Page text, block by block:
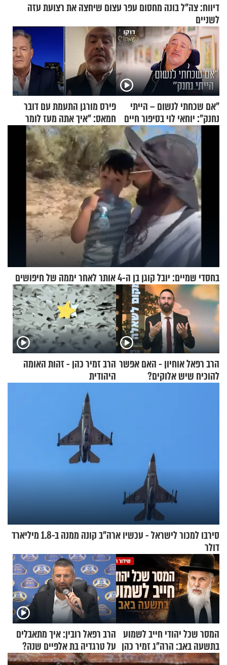
דיווח: צה"ל בונה מחסום עפר עצום שיחצה את רצועת עזה
לשניים
"אם שכחתי לנשום – הייתי
נחנק": יוחאי לוי בסיפור חיים
מעורר השראה
פירס מורגן התעמת עם דובר
חמאס: "איך אתה מעז לומר
שלא ביצעתם פשעי מלחמה?!"
בחסדי שמיים: יובל קוגן בן ה-4 אותר לאחר יממה של חיפושים
הרב רפאל אוחיון - האם אפשר
להוכיח שיש אלוקים?
הרב זמיר כהן - זהות האומה
היהודית
סירבו למכור לישראל - עכשיו ארה"ב קונה ממנה ב-1.8 מיליארד
דולר
המסר שכל יהודי חייב לשמוע
בתשעה באב: הרה"ג זמיר כהן
בשיעור מיוחד
הרב רפאל רובין: איך מתאבלים
על טרגדיה בת אלפיים שנה?